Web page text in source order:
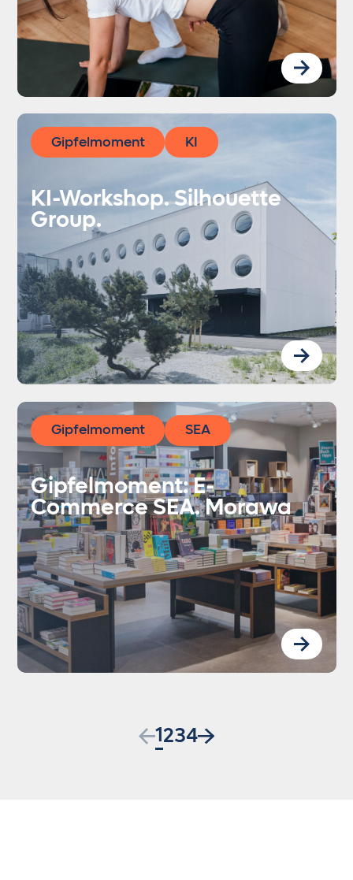
Gipfelmoment KI
KI-Workshop. Silhouette
Group.
Gipfelmoment SEA
Gipfelmoment: E-
Commerce SEA. Morawa
1234